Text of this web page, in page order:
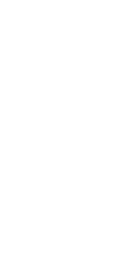
Maciaś skradł
Chance Liga:
Tipsport
El. piłkarskich
Pod